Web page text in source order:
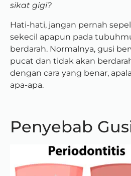
sikat gigi?
Hati-hati, jangan pernah
sekecil apapun pada
berdarah. Normalnya, gusi
pucat dan tidak akan
dengan cara yang benar,
apa-apa.
Penyebab